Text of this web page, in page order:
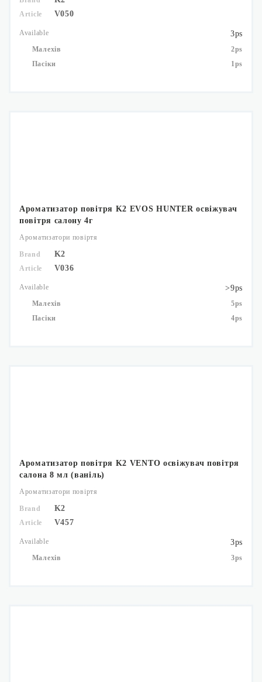
Article V050
Available 3ps
Малехів
2ps
Пасіки
1ps
Ароматизатор повітря K2 EVOS HUNTER освіжувач
повітря салону 4г
Ароматизатори повіртя
Brand K2
Article V036
Available >9ps
Малехів
5ps
Пасіки
4ps
Ароматизатор повітря K2 VENTO освіжувач повітря
салона 8 мл (ваніль)
Ароматизатори повіртя
Brand K2
Article V457
Available 3ps
Малехів 3ps